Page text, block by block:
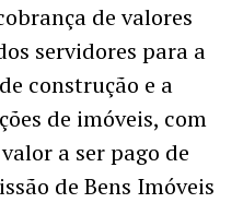
de valores
servidores para a
construção e a
de imóveis, com
a ser pago de
de Bens Imóveis